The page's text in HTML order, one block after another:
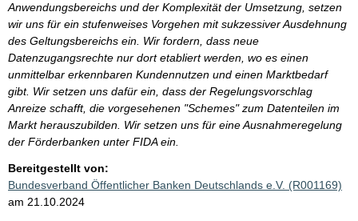
Anwendungsbereichs und der Komplexität der Umsetzung, setzen
wir uns für ein stufenweises Vorgehen mit sukzessiver Ausdehnung
des Geltungsbereichs ein. Wir fordern, dass neue
Datenzugangsrechte nur dort etabliert werden, wo es einen
unmittelbar erkennbaren Kundennutzen und einen Marktbedarf
gibt. Wir setzen uns dafür ein, dass der Regelungsvorschlag
Anreize schafft, die vorgesehenen "Schemes" zum Datenteilen im
Markt herauszubilden. Wir setzen uns für eine Ausnahmeregelung
der Förderbanken unter FIDA ein.
Bereitgestellt von:
Bundesverband Öffentlicher Banken Deutschlands e.V. (R001169)
am 21.10.2024